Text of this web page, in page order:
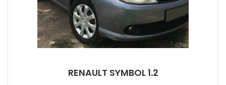
RENAULT SYMBOL 1.2